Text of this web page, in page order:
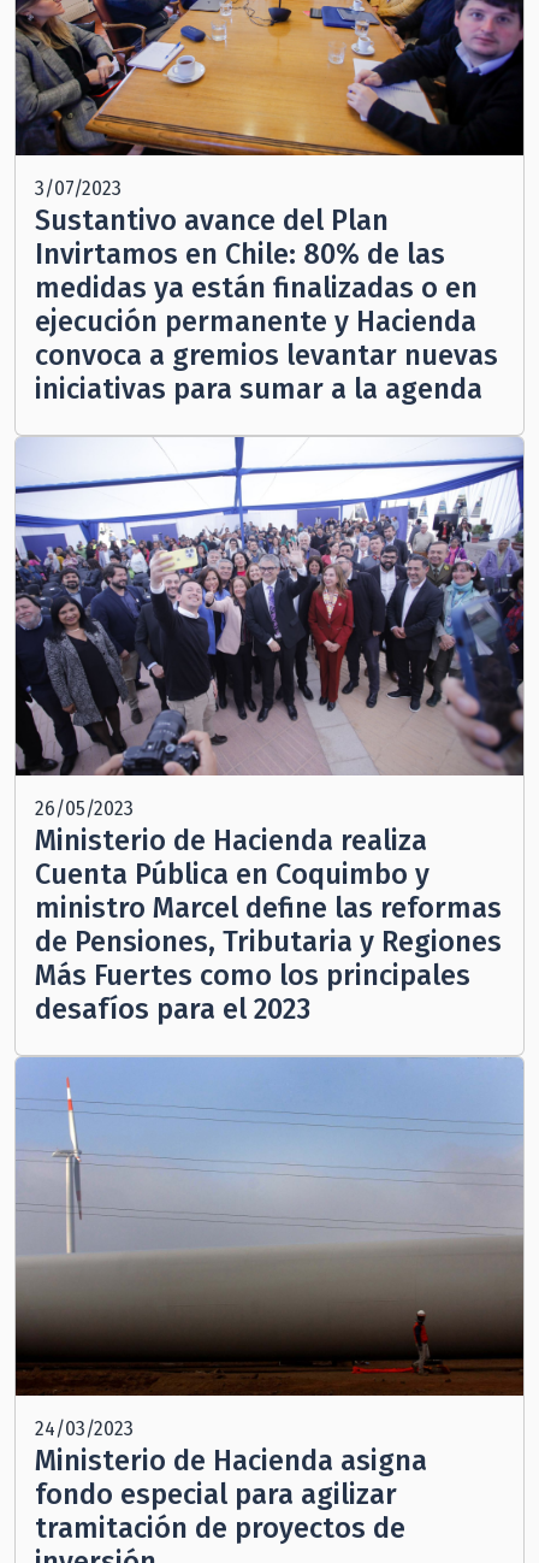
3/07/2023
Sustantivo avance del Plan
Invirtamos en Chile: 80% de las
medidas ya están finalizadas o en
ejecución permanente y Hacienda
convoca a gremios levantar nuevas
iniciativas para sumar a la agenda
26/05/2023
Ministerio de Hacienda realiza
Cuenta Pública en Coquimbo y
ministro Marcel define las reformas
de Pensiones, Tributaria y Regiones
Más Fuertes como los principales
desafíos para el 2023
24/03/2023
Ministerio de Hacienda asigna
fondo especial para agilizar
tramitación de proyectos de